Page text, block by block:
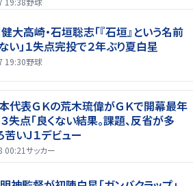
健大高崎・石垣聡志「『石垣』という名前
い」１失点完投で２年ぶり夏白星
19:30野球
代表ＧＫの荒木琉偉がＧＫで開幕最年
失点「良くない結果。課題、反省が多
いＪ１デビュー
00:21サッカー